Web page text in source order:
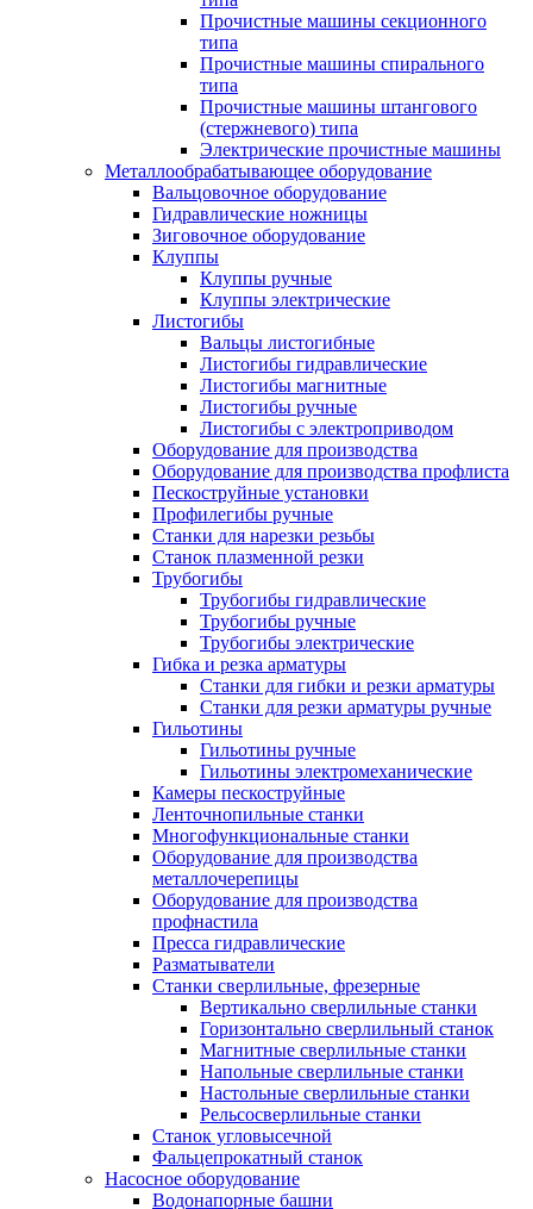
Прочистные машины секционного
типа
Прочистные машины спирального
типа
Прочистные машины штангового
(стержневого) типа
Электрические прочистные машины
Металлообрабатывающее оборудование
Вальцовочное оборудование
Гидравлические ножницы
Зиговочное оборудование
Клуппы
Клуппы ручные
Клуппы электрические
Листогибы
Вальцы листогибные
Листогибы гидравлические
Листогибы магнитные
Листогибы ручные
Листогибы с электроприводом
Оборудование для производства
Оборудование для производства профлиста
Пескоструйные установки
Профилегибы ручные
Станки для нарезки резьбы
Станок плазменной резки
Трубогибы
Трубогибы гидравлические
Трубогибы ручные
Трубогибы электрические
Гибка и резка арматуры
Станки для гибки и резки арматуры
Станки для резки арматуры ручные
Гильотины
Гильотины ручные
Гильотины электромеханические
Камеры пескоструйные
Ленточнопильные станки
Многофункциональные станки
Оборудование для производства
металлочерепицы
Оборудование для производства
профнастила
Пресса гидравлические
Разматыватели
Станки сверлильные, фрезерные
Вертикально сверлильные станки
Горизонтально сверлильный станок
Магнитные сверлильные станки
Напольные сверлильные станки
Настольные сверлильные станки
Рельсосверлильные станки
Станок угловысечной
Фальцепрокатный станок
Насосное оборудование
Водонапорные башни